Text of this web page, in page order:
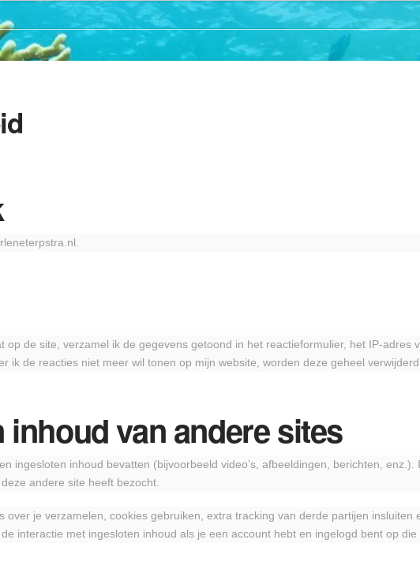
op de site, verzamel ik de gegevens getoond in het reactieformulier, het IP-
ik de reacties niet meer wil tonen op mijn website, worden deze geheel
inhoud van andere sites
ingesloten inhoud bevatten (bijvoorbeeld video’s, afbeeldingen, berichten,
andere site heeft bezocht.
over je verzamelen, cookies gebruiken, extra tracking van derde partijen insluiten
interactie met ingesloten inhoud als je een account hebt en ingelogd bent op die